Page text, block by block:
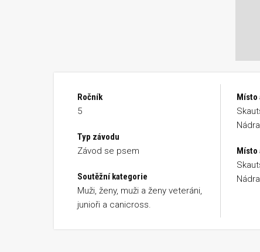
Ročník
5
Typ závodu
Závod se psem
Soutěžní kategorie
Muži, ženy, muži a ženy veteráni,
junioři a canicross.
Místo
Místo